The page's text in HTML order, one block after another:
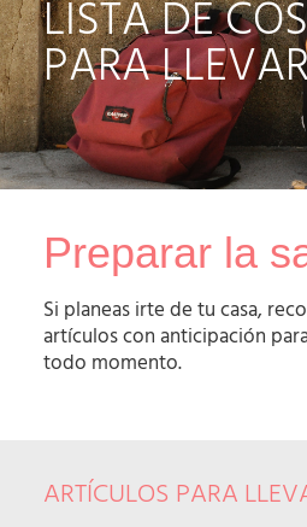
LISTA DE
PARA
Preparar la
Si planeas irte de tu casa,
artículos con anticipación
todo momento.
ARTÍCULOS PARA